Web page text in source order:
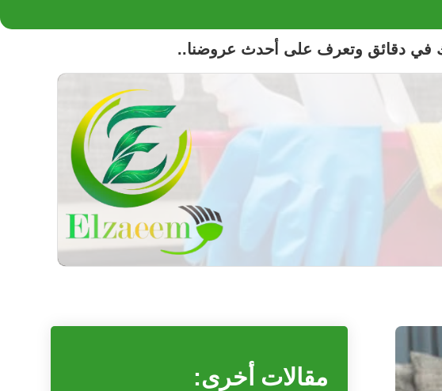
في دقائق وتعرف على أحدث عروضنا..
مقالات أخرى: